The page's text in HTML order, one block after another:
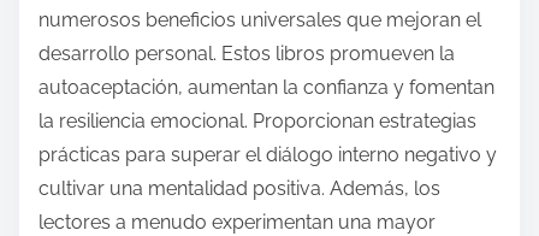
numerosos beneficios universales que mejoran el
desarrollo personal. Estos libros promueven la
autoaceptación, aumentan la confianza y fomentan
la resiliencia emocional. Proporcionan estrategias
prácticas para superar el diálogo interno negativo y
cultivar una mentalidad positiva. Además, los
lectores a menudo experimentan una mayor